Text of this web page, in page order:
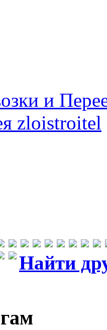
и
zloistroitel
Найти